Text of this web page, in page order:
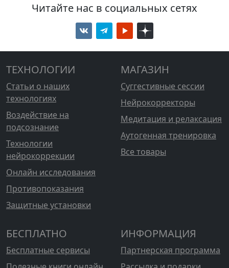
Читайте нас в социальных сетях
ТЕХНОЛОГИИ
Статьи о наших
технологиях
Воздействие на
подсознание
Технологии
нейрокоррекции
Онлайн исследования
Противопоказания
Защитные установки
МАГАЗИН
Суггестивные сессии
Нейрокорректоры
Медитация и релаксация
Аутогенная тренировка
Все товары
БЕСПЛАТНО
Бесплатные сервисы
ИНФОРМАЦИЯ
Партнерская программа